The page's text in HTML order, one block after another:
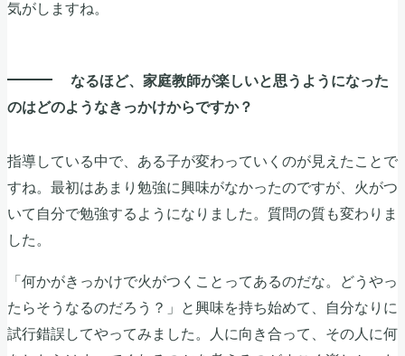
気がしますね。
なるほど、家庭教師が楽しいと思うようになった
のはどのようなきっかけからですか？
指導している中で、ある子が変わっていくのが見えたことで
すね。最初はあまり勉強に興味がなかったのですが、火がつ
いて自分で勉強するようになりました。質問の質も変わりま
した。
「何かがきっかけで火がつくことってあるのだな。どうやっ
たらそうなるのだろう？」と興味を持ち始めて、自分なりに
試行錯誤してやってみました。人に向き合って、その人に何